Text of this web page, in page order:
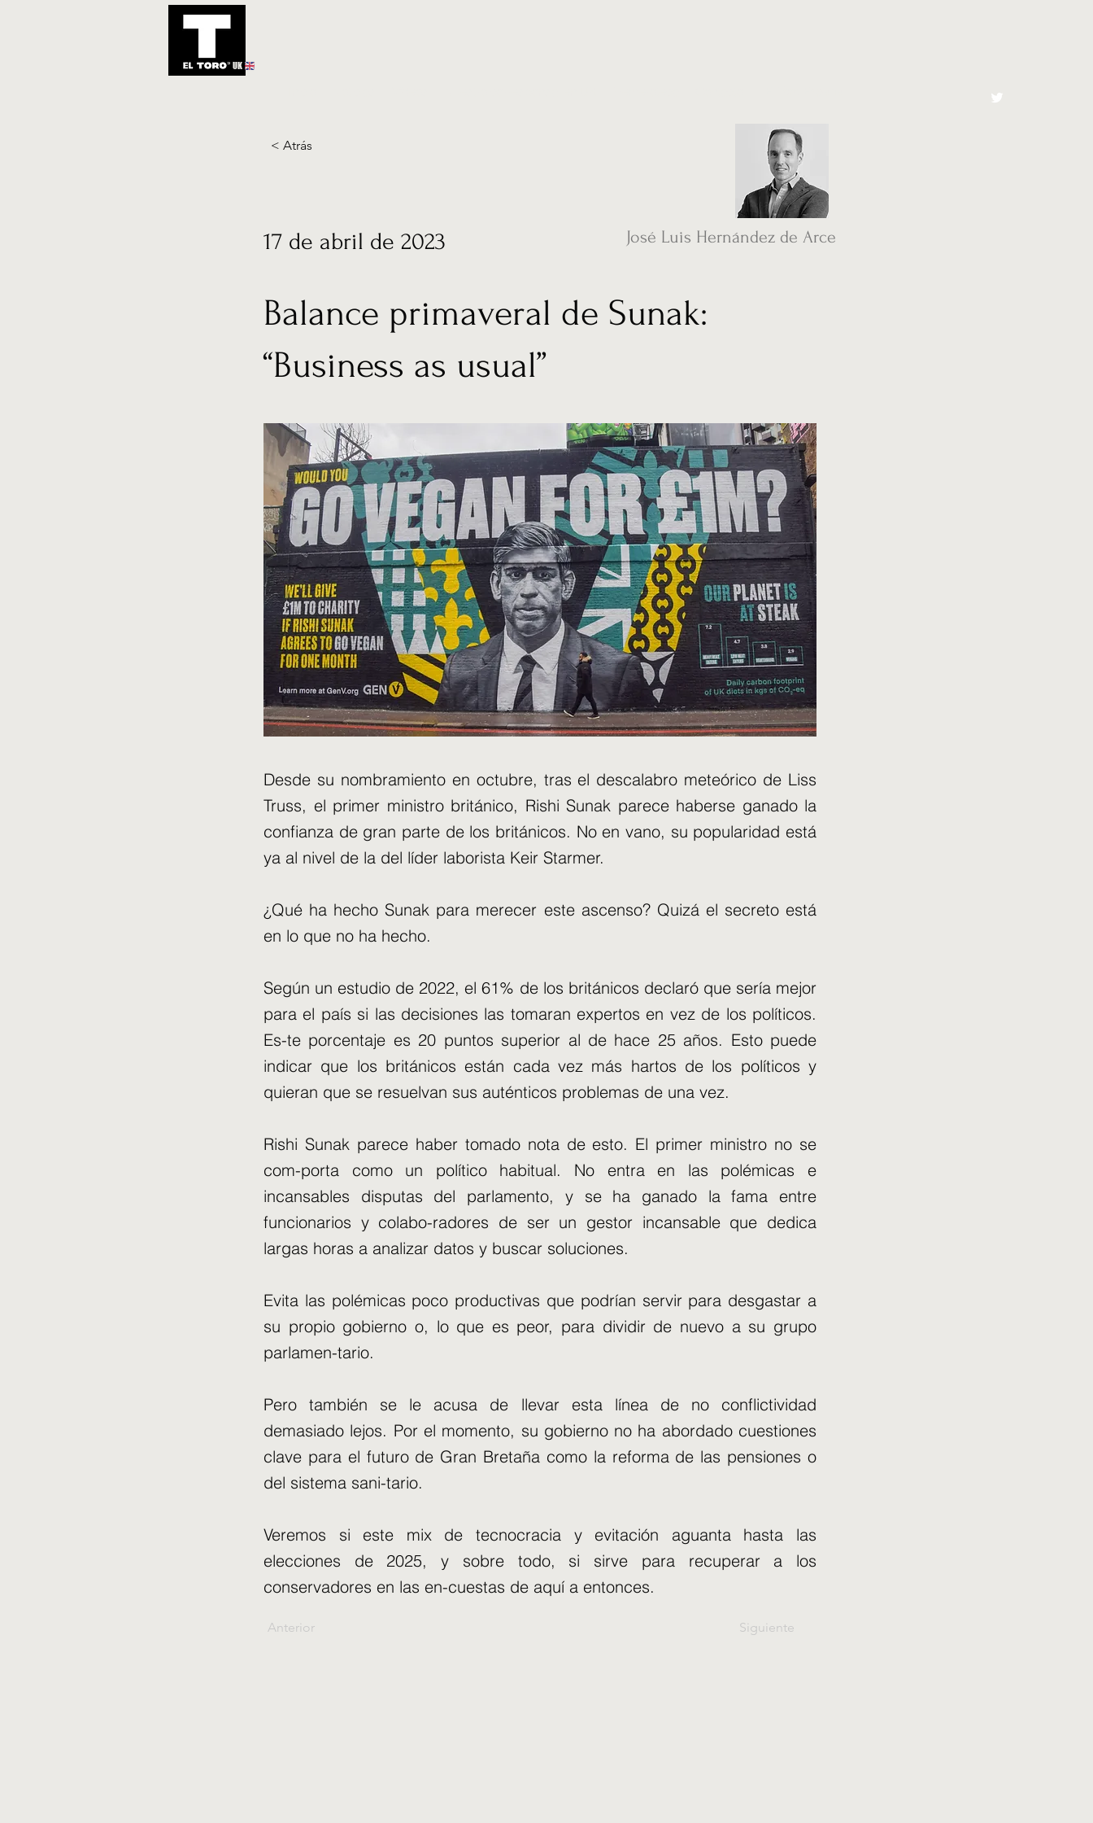
UK
< Atrás
17 de abril de 2023 José Luis Hernández de Arce
Balance primaveral de Sunak:
“Business as usual”
Desde su nombramiento en octubre, tras el descalabro meteórico de Liss
Truss, el primer ministro británico, Rishi Sunak parece haberse ganado la
confianza de gran parte de los británicos. No en vano, su popularidad está
ya al nivel de la del líder laborista Keir Starmer.
¿Qué ha hecho Sunak para merecer este ascenso? Quizá el secreto está
en lo que no ha hecho.
Según un estudio de 2022, el 61% de los británicos declaró que sería mejor
para el país si las decisiones las tomaran expertos en vez de los políticos.
Es-te porcentaje es 20 puntos superior al de hace 25 años. Esto puede
indicar que los británicos están cada vez más hartos de los políticos y
quieran que se resuelvan sus auténticos problemas de una vez.
Rishi Sunak parece haber tomado nota de esto. El primer ministro no se
com-porta como un político habitual. No entra en las polémicas e
incansables disputas del parlamento, y se ha ganado la fama entre
funcionarios y colabo-radores de ser un gestor incansable que dedica
largas horas a analizar datos y buscar soluciones.
Evita las polémicas poco productivas que podrían servir para desgastar a
su propio gobierno o, lo que es peor, para dividir de nuevo a su grupo
parlamen-tario.
Pero también se le acusa de llevar esta línea de no conflictividad
demasiado lejos. Por el momento, su gobierno no ha abordado cuestiones
clave para el futuro de Gran Bretaña como la reforma de las pensiones o
del sistema sani-tario.
Veremos si este mix de tecnocracia y evitación aguanta hasta las
elecciones de 2025, y sobre todo, si sirve para recuperar a los
conservadores en las en-cuestas de aquí a entonces.
Anterior Siguiente